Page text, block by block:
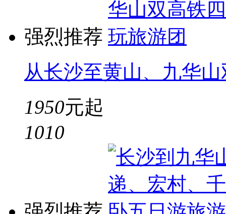
强烈推荐
从长沙至黄山、九华
1950元起
1010